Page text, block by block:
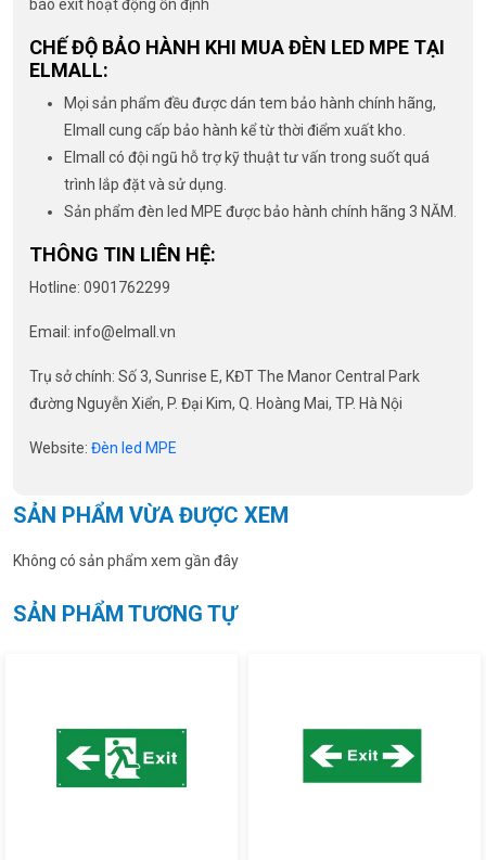
báo exit hoạt động ổn định
CHẾ ĐỘ BẢO HÀNH KHI MUA ĐÈN LED MPE TẠI
ELMALL:
Mọi sản phẩm đều được dán tem bảo hành chính hãng,
Elmall cung cấp bảo hành kể từ thời điểm xuất kho.
Elmall có đội ngũ hỗ trợ kỹ thuật tư vấn trong suốt quá
trình lắp đặt và sử dụng.
Sản phẩm đèn led MPE được bảo hành chính hãng 3 NĂM.
THÔNG TIN LIÊN HỆ:
Hotline: 0901762299
Email: info@elmall.vn
Trụ sở chính: Số 3, Sunrise E, KĐT The Manor Central Park
đường Nguyễn Xiển, P. Đại Kim, Q. Hoàng Mai, TP. Hà Nội
Website: Đèn led MPE
SẢN PHẨM VỪA ĐƯỢC XEM
Không có sản phẩm xem gần đây
SẢN PHẨM TƯƠNG TỰ